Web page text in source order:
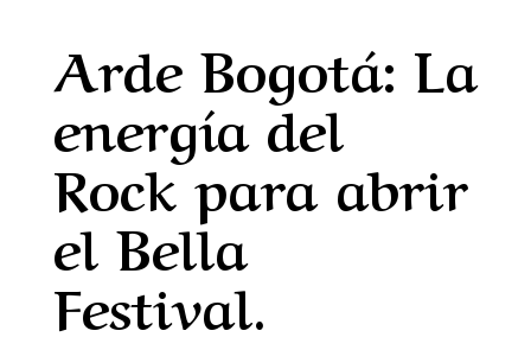
Arde Bogotá: La
energía del
Rock para abrir
el Bella
Festival.